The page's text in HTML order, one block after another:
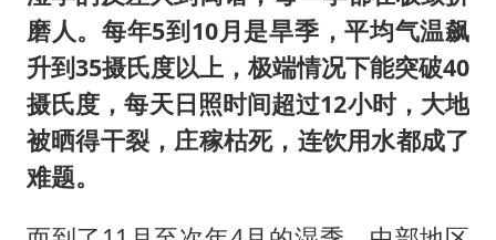
磨人。每年5到10月是旱季，平均气温飙
升到35摄氏度以上，极端情况下能突破40
摄氏度，每天日照时间超过12小时，大地
被晒得干裂，庄稼枯死，连饮用水都成了
难题。